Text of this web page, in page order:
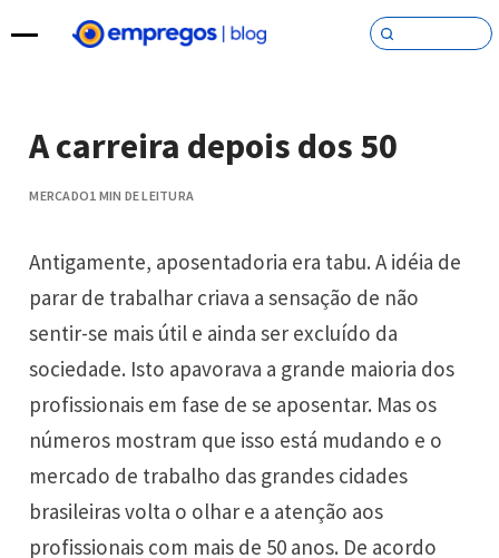
Pular para o conteúdo
A carreira depois dos 50
MERCADO1 MIN DE LEITURA
Antigamente, aposentadoria era tabu. A idéia de
parar de trabalhar criava a sensação de não
sentir-se mais útil e ainda ser excluído da
sociedade. Isto apavorava a grande maioria dos
profissionais em fase de se aposentar. Mas os
números mostram que isso está mudando e o
mercado de trabalho das grandes cidades
brasileiras volta o olhar e a atenção aos
profissionais com mais de 50 anos. De acordo